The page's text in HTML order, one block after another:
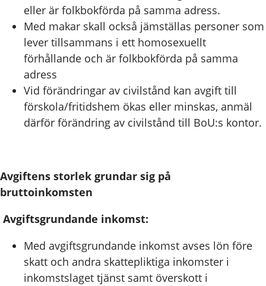
eller är folkbokförda på samma adress.
Med makar skall också jämställas personer som
lever tillsammans i ett homosexuellt
förhållande och är folkbokförda på samma
adress
Vid förändringar av civilstånd kan avgift till
förskola/fritidshem ökas eller minskas, anmäl
därför förändring av civilstånd till BoU:s kontor.
Avgiftens storlek grundar sig på
bruttoinkomsten
Avgiftsgrundande inkomst:
Med avgiftsgrundande inkomst avses lön före
skatt och andra skattepliktiga inkomster i
inkomstslaget tjänst samt överskott i